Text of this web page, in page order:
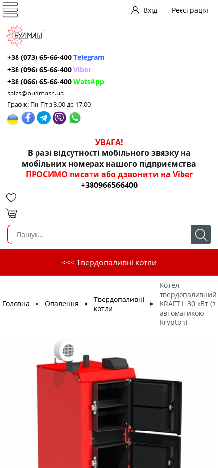
Вхід Реєстрація
+38 (073) 65-66-400 Telegram
+38 (096) 65-66-400 Viber
+38 (066) 65-66-400 WatsApp
sales@budmash.ua
Графік: Пн-Пт з 8.00 до 17.00
УВАГА!
В разі відсутності мобільного звязку на
мобільних номерах нашого підприємства
ПРОСИМО писати або дзвонити на Viber
+380966566400
<<< Твердопаливні котли
Головна ► Опалення ►
Твердопаливні
котли
►
Котел
твердопаливний
KRAFT L 30 кВт (з
автоматикою
Krypton)